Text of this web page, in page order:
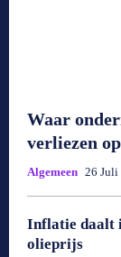
Waar
verliezen
Algemeen 26 Juli
Inflatie daalt
olieprijs